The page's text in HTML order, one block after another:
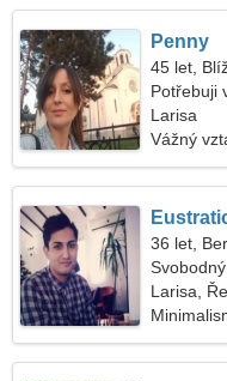
Penny
45 let,
Potřebuji
Larisa
Vážný
36 let,
Larisa,